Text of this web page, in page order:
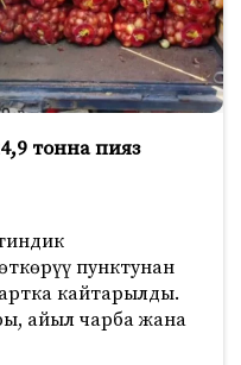
тонна пияз
пунктунан
кайтарылды.
айыл чарба жана